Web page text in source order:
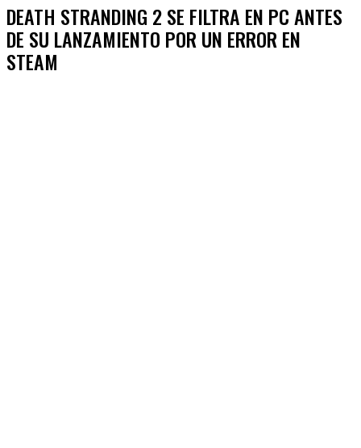
DEATH STRANDING 2 SE FILTRA EN PC ANTES
DE SU LANZAMIENTO POR UN ERROR EN
STEAM